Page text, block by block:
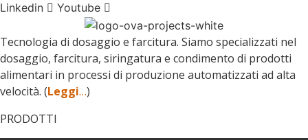
Linkedin Youtube
Tecnologia di dosaggio e farcitura. Siamo specializzati nel
dosaggio, farcitura, siringatura e condimento di prodotti
alimentari in processi di produzione automatizzati ad alta
velocità. (Leggi…)
PRODOTTI